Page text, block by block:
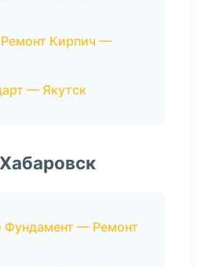
Кирпич —
— Якутск
Фундамент — Ремонт